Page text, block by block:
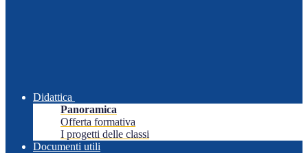
Didattica
Panoramica
Offerta formativa
I progetti delle classi
Documenti utili